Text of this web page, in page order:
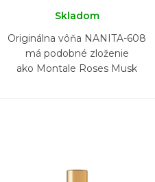
Skladom
Originálna vôňa NANITA-608
má podobné zloženie
ako Montale Roses Musk